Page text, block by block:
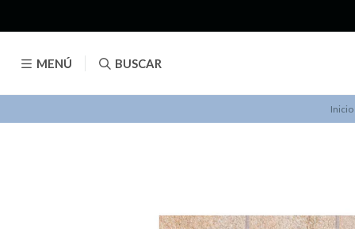
MENÚ BUSCAR
Inicio